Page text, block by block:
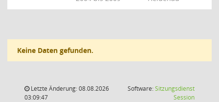
Keine Daten gefunden.
Letzte Änderung: 08.08.2026
03:09:47
Software:Sitzungsdienst
Session(Wird in